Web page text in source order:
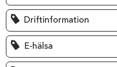
Driftinformation
E-hälsa